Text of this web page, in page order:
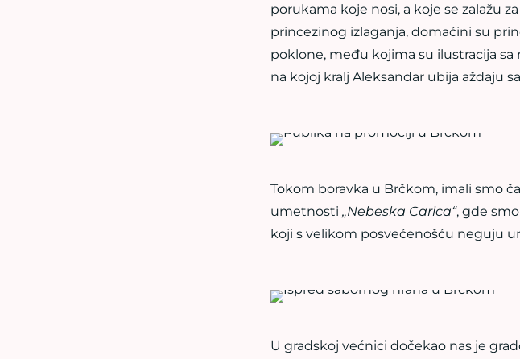
porukama koje nosi, a koje se zalažu
princezinog izlaganja, domaćini su
poklone, među kojima su ilustracija sa
na kojoj kralj Aleksandar ubija aždaju
Tokom boravka u Brčkom, imali smo
umetnosti „Nebeska Carica“, gde
koji s velikom posvećenošću neguju
U gradskoj većnici dočekao nas je